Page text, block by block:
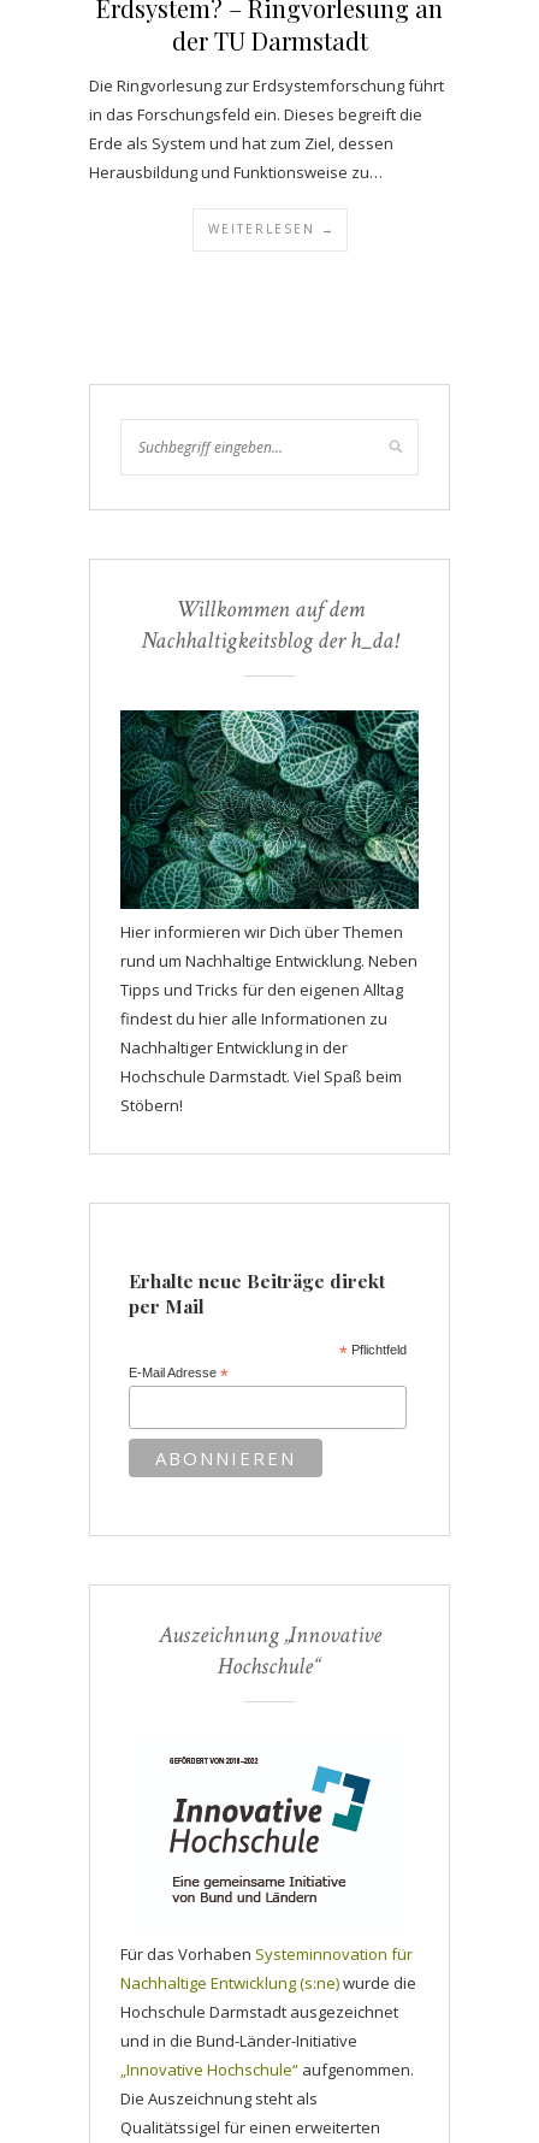
Erdsystem? – Ringvorlesung an
der TU Darmstadt
Die Ringvorlesung zur Erdsystemforschung führt
in das Forschungsfeld ein. Dieses begreift die
Erde als System und hat zum Ziel, dessen
Herausbildung und Funktionsweise zu…
WEITERLESEN →
Willkommen auf dem
Nachhaltigkeitsblog der h_da!
Hier informieren wir Dich über Themen
rund um Nachhaltige Entwicklung. Neben
Tipps und Tricks für den eigenen Alltag
findest du hier alle Informationen zu
Nachhaltiger Entwicklung in der
Hochschule Darmstadt. Viel Spaß beim
Stöbern!
Erhalte neue Beiträge direkt
per Mail
* Pflichtfeld
E-Mail Adresse*
Auszeichnung „Innovative
Hochschule“
Für das Vorhaben Systeminnovation für
Nachhaltige Entwicklung (s:ne)wurde die
Hochschule Darmstadt ausgezeichnet
und in die Bund-Länder-Initiative
„Innovative Hochschule“ aufgenommen.
Die Auszeichnung steht als
Qualitätssigel für einen erweiterten